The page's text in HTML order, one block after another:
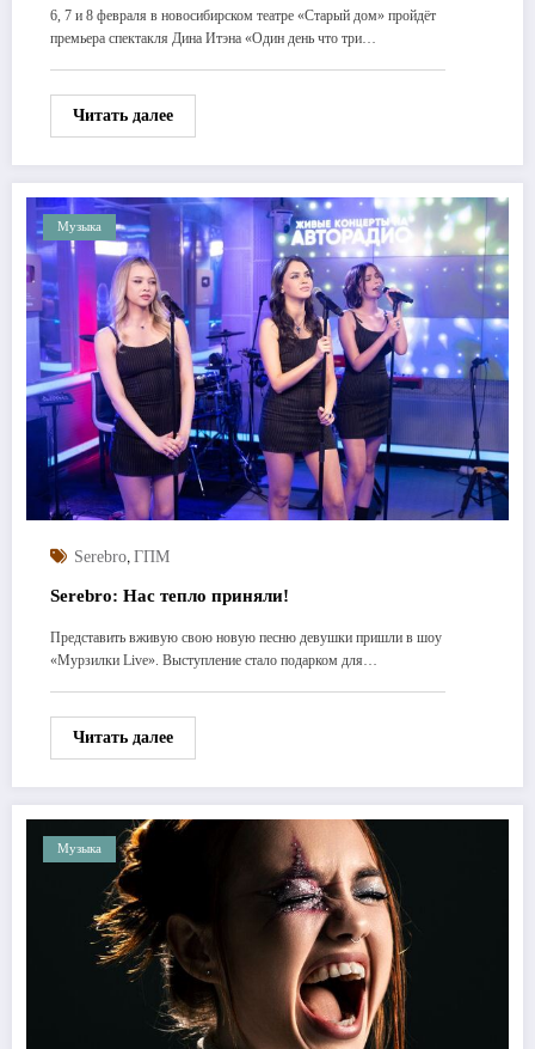
6, 7 и 8 февраля в новосибирском театре «Старый дом» пройдёт
премьера спектакля Дина Итэна «Один день что три…
Читать далее
Музыка
Serebro, ГПМ
Serebro: Нас тепло приняли!
Представить вживую свою новую песню девушки пришли в шоу
«Мурзилки Live». Выступление стало подарком для…
Читать далее
Музыка